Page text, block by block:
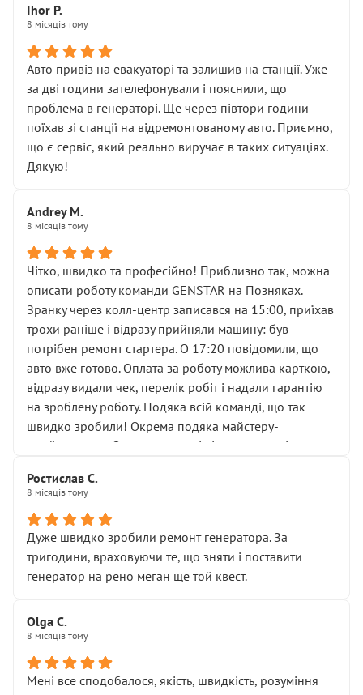
Далі ситуація тільки погіршилась:
• сказали, що тепер “потрібно знімати колеса”
• що біля авто стояти вже не можна
• почали озвучувати купу додаткових робіт без
чіткого пояснення
( ну все зняли та доробили) дякую!
Окремий момент, який виглядає абсурдно:
мені заявили, що бачок гальмівної рідини потрібно
міняти разом із головним гальмівним циліндром у
Для людини, яка хоча б трохи розуміється на техніці,
це звучить як мінімум непрофесійно, а як максимум —
спроба продати дорогий вузол замість елементарних
ущільнювачів.
Що прикро — це не перший мій візит. Раніше міняв у
вас стартер, і тоді сервіс наче справив хороше
враження. Але згодом знайшов декілька гайок під
лобовим склом. Мені пояснили, що це “старі гайки, які
відкручували”, і попросили не хвилюватися. ( надіюсь
новий власник, не застяг в полі))
Але після нинішнього візиту такі дрібниці вже не
здаються дрібницями.
Я — клієнт, який працює на довірі, і саме її цей сервіс
Хотілося б більше:
• належної уваги до авто
• прозорості в роботах і рахунках
• реальної діагностики, а не формального
“подивились і поїхав”
На жаль, складається враження, що сервіс працює не
Стосовно комунікації - все добре
Ihor P.
8 місяців тому
Авто привіз на евакуаторі та залишив на станції. Уже
за дві години зателефонували і пояснили, що
проблема в генераторі. Ще через півтори години
поїхав зі станції на відремонтованому авто. Приємно,
що є сервіс, який реально виручає в таких ситуаціях.
Дякую!
Andrey M.
8 місяців тому
Чітко, швидко та професійно! Приблизно так, можна
описати роботу команди GENSTAR на Позняках.
Зранку через колл-центр записався на 15:00, приїхав
трохи раніше і відразу прийняли машину: був
потрібен ремонт стартера. О 17:20 повідомили, що
авто вже готово. Оплата за роботу можлива карткою,
відразу видали чек, перелік робіт і надали гарантію
на зроблену роботу. Подяка всій команді, що так
швидко зробили! Окрема подяка майстеру-
приймальнику Олександру: всі чітко та по суті.
звертатися до цього автосервісу.
Ростислав С.
8 місяців тому
Дуже швидко зробили ремонт генератора. За
тригодини, враховуючи те, що зняти і поставити
генератор на рено меган ще той квест.
Olga С.
8 місяців тому
Мені все сподобалося, якість, швидкість, розуміння